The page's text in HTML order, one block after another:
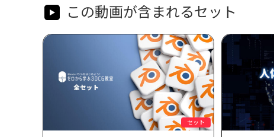
この動画が含まれるセット
セット